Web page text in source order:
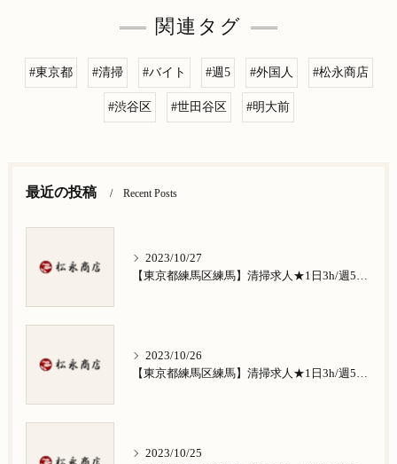
関連タグ
#東京都 #清掃 #バイト #週5 #外国人 #松永商店
#渋谷区 #世田谷区 #明大前
最近の投稿 Recent Posts
2023/10/27
【東京都練馬区練馬】清掃求人★1日3h/週5日/祝日お休み★谷原在住の方歓迎
2023/10/26
【東京都練馬区練馬】清掃求人★1日3h/週5日/祝日お休み★南田中在住の方歓迎
2023/10/25